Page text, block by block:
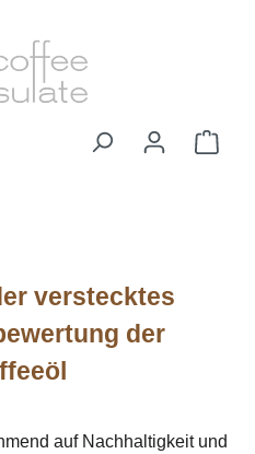
verstecktes
der
auf Nachhaltigkeit und